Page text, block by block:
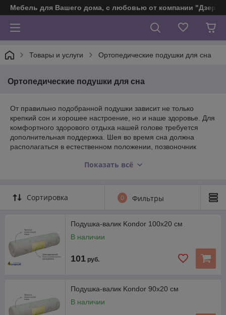
Мебель для Вашего дома, с любовью от компании
Товары и услуги Ортопедические подушки для сна
Ортопедические подушки для сна
От правильно подобранной подушки зависит не только
крепкий cон и хорошее настроение, но и наше здоровье. Для
комфортного здорового отдыха нашей голове требуется
дополнительная поддержка. Шея во время сна должна
располагаться в естественном положении, позвоночник
подушка не может обеспечить такую поддержку. Именно
изголовью кровати и он создаст эффект мягкой спинки - он
МЫ РАДЫ ПРЕДЛОЖИТЬ ВАМ КОМФОРТНЫЕ И УДОБНЫЕ
ПОДУШКИ ДЛЯ ЗДОРОВОГО СНА,
Оплату за товар можно произвести по карте "Магнит", "Карте
покупок" в кредит "Альфа-банка" и онлайн-кредит
Доставка мебели по г.Минску и РБ. Стоимость уточняйте по
телефону у менеджеров нашего магазина.
Адрес магазина:
Показать всё
Сортировка 0 Фильтры
Подушка-валик Kondor 100х20 см
В наличии
101 руб.
Подушка-валик Kondor 90х20 см
В наличии